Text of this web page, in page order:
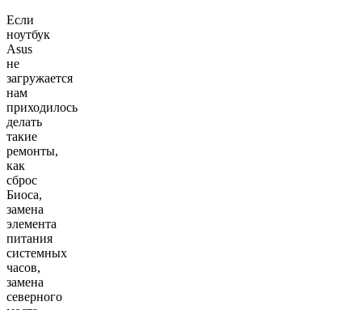
Если
ноутбук
Asus
не
загружается
нам
приходилось
делать
такие
ремонты,
как
сброс
Биоса,
замена
элемента
питания
системных
часов,
замена
северного